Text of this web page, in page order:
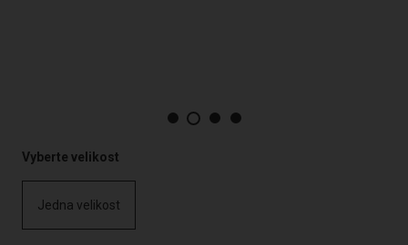
Vyberte velikost
Jedna velikost